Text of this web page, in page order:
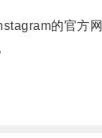
的官方网